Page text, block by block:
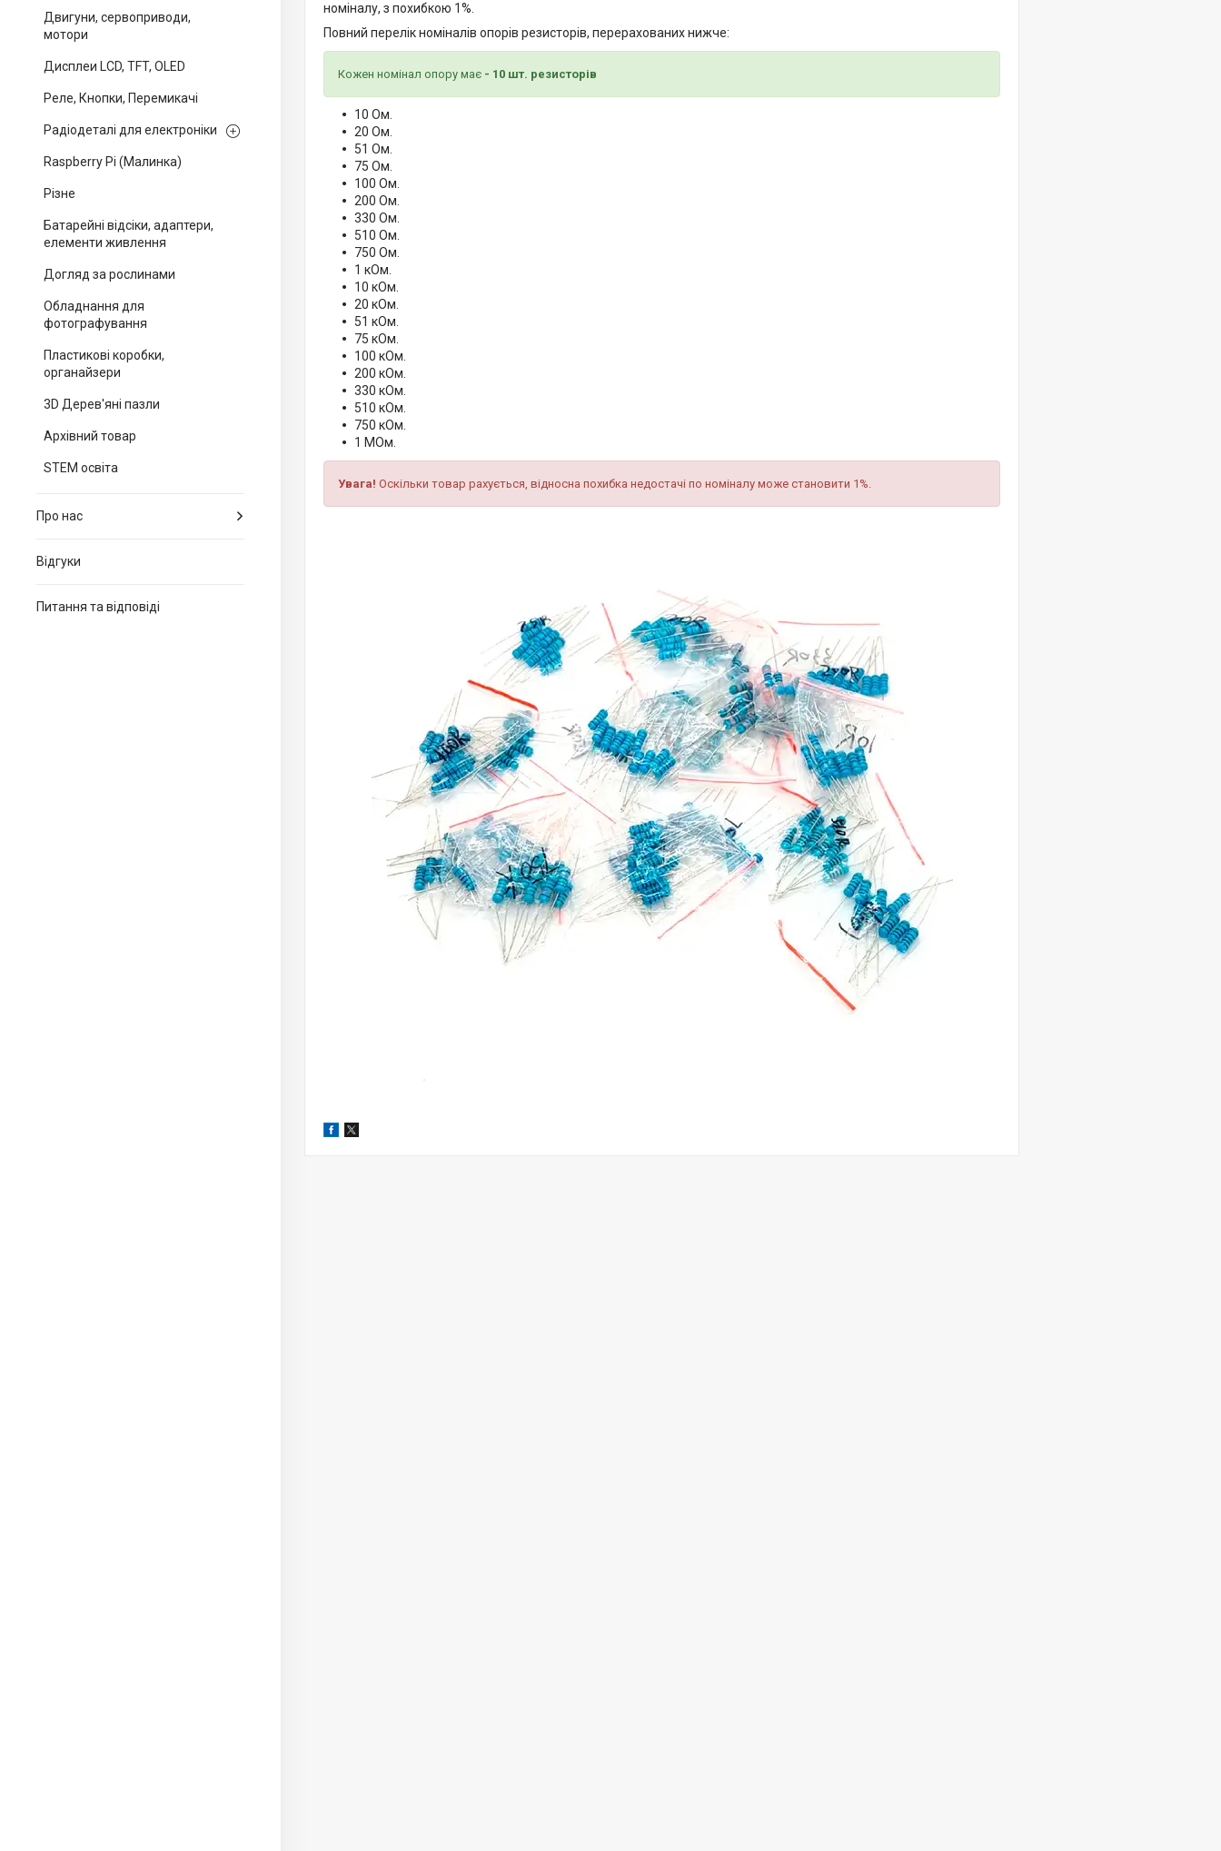
Двигуни, сервоприводи,
мотори
Дисплеи LCD, TFT, OLED
Реле, Кнопки, Перемикачі
Радіодеталі для електроніки
Raspberry Pi (Малинка)
Різне
Батарейні відсіки, адаптери,
елементи живлення
Догляд за рослинами
Обладнання для
фотографування
Пластикові коробки,
органайзери
3D Дерев'яні пазли
Архівний товар
STEM освіта
Про нас
Відгуки
Питання та відповіді
номіналу, з похибкою 1%.
Повний перелік номіналів опорів резисторів, перерахованих нижче:
Кожен номінал опору має - 10 шт. резисторів
10 Ом.
20 Ом.
51 Ом.
75 Ом.
100 Ом.
200 Ом.
330 Ом.
510 Ом.
750 Ом.
1 кОм.
10 кОм.
20 кОм.
51 кОм.
75 кОм.
100 кОм.
200 кОм.
330 кОм.
510 кОм.
750 кОм.
1 МОм.
Увага! Оскільки товар рахується, відносна похибка недостачі по номіналу може становити 1%.